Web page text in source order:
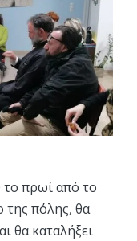
το πρωί από το
της πόλης, θα
θα καταλήξει